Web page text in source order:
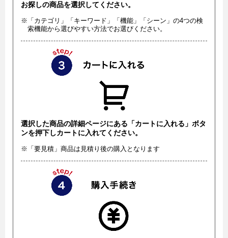
お探しの商品を選択してください。
※「カテゴリ」「キーワード」「機能」「シーン」の4つの検
索機能から選びやすい方法でお選びください。
選択した商品の詳細ページにある「カートに入れる」ボタ
ンを押下しカートに入れてください。
※「要見積」商品は見積り後の購入となります